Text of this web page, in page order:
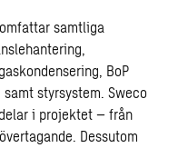
samtliga
BoP
styrsystem. Sweco
i projektet – från
Dessutom